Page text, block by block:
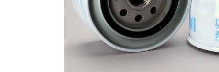
Fordonskem
Motorolja tunga fordon